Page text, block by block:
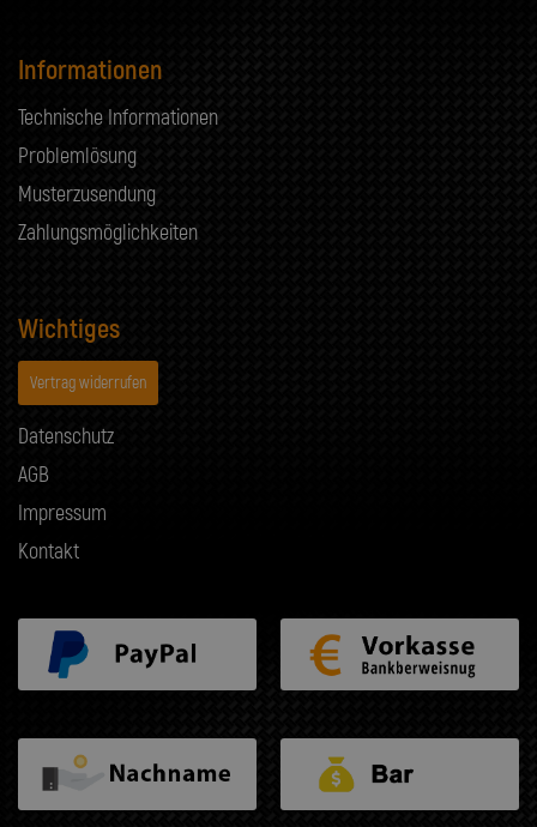
Informationen
Technische Informationen
Problemlösung
Musterzusendung
Zahlungsmöglichkeiten
Wichtiges
Vertrag widerrufen
Datenschutz
AGB
Impressum
Kontakt